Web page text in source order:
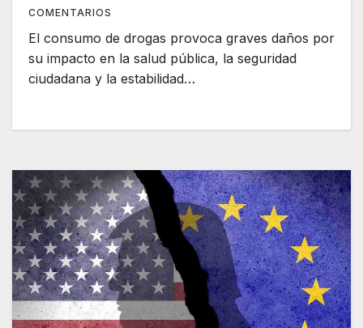
COMENTARIOS
El consumo de drogas provoca graves daños por
su impacto en la salud pública, la seguridad
ciudadana y la estabilidad…